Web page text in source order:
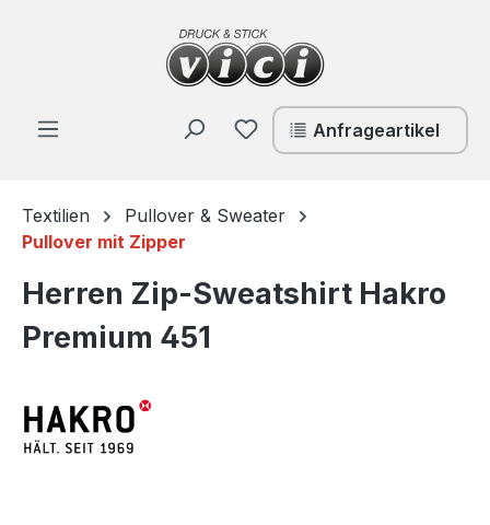
Zum Hauptinhalt springen
Du hast 0 Produkte auf
Anfrageartikel
Textilien
Pullover & Sweater
Pullover mit Zipper
Herren Zip-Sweatshirt Hakro
Premium 451